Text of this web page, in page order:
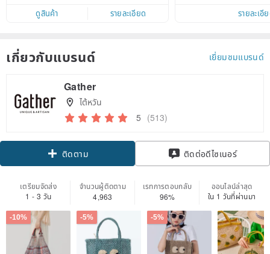
ดูสินค้า
รายละเอียด
within 7 days!
รายละเอี
เกี่ยวกับแบรนด์ เยี่ยมชมแบรนด์
Gather
ไต้หวัน
5 (513)
ติดตาม ติดต่อดีไซเนอร์
เตรียมจัดส่ง
1 - 3 วัน
จำนวนผู้ติดตาม
4,963
เรทการตอบกลับ
96%
ออนไลน์ล่าสุด
ใน 1 วันที่ผ่านมา
-10% -5% -5%